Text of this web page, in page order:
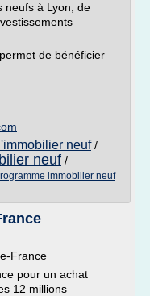
neufs à Lyon, de
de bénéficier
neuf/
neuf /
immobilier neuf
France
pour un achat
12 millions